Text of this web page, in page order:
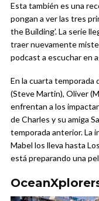
Esta también es una
pongan a ver las tres
the Building’. La serie
traer nuevamente
podcast a escuchar en
En la cuarta temporada
(Steve Martin), Oliver
enfrentan a los
de Charles y su amiga
temporada anterior. La
Mabel los lleva hasta
está preparando una